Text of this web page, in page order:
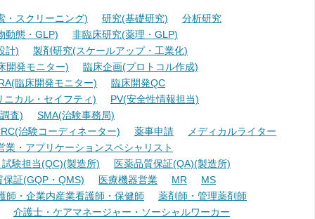
・スクリーニング) 研究(基礎研究)
分析研究
動態・GLP)
非臨床研究(薬理・GLP)
計)
製剤研究(スケールアップ・工業化)
開発モニター)
臨床企画(プロトコル作成)
臨床開発モニター)
臨床開発QC
ニカル・セイフティ)
PV(安全性情報担当)
査)
SMA(治験事務局)
治験コーディネーター)
薬事申請
メディカルライター
業・アプリケーションスペシャリスト
験担当(QC)(製造所)
医薬品質保証(QA)(製造所)
証(GQP・QMS)
医療機器営業 MR
MS
師・企業内産業看護師・保健師
薬剤師・管理薬剤師
介護士・ケアマネージャー・ソーシャルワーカー